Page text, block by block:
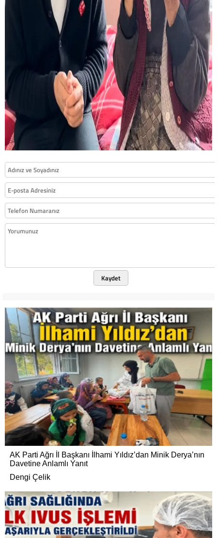
Kaydet
AK Parti Ağrı İl Başkanı İlhami Yıldız’dan Minik Derya’nın
Davetine Anlamlı Yanıt
Dengi Çelik